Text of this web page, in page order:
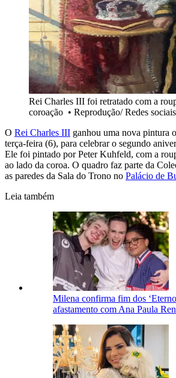
Rei Charles III foi retratado com a
coroação • Reprodução/ Redes sociais
O Rei Charles III ganhou uma nova pintura
terça-feira (6), para celebrar o segundo
Ele foi pintado por Peter Kuhfeld, com a
ao lado da coroa. O quadro faz parte da
as paredes da Sala do Trono no Palácio de
Leia também
Milena confirma fim dos
afastamento com Ana Paula